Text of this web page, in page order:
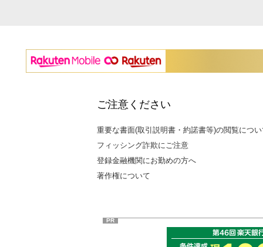
ご注意ください
重要な書面(取引説明書・約諾書等)の閲覧につ
フィッシング詐欺にご注意
登録金融機関にお勤めの方へ
著作権について
PR